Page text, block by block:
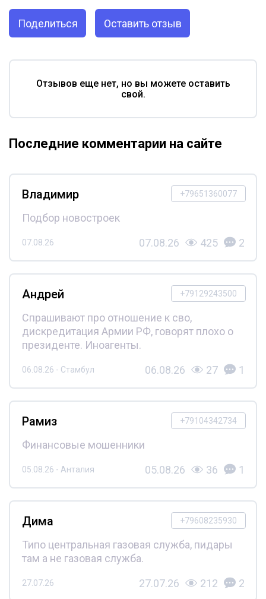
Поделиться Оставить отзыв
Отзывов еще нет, но вы можете оставить
свой.
Последние комментарии на сайте
+79651360077
Владимир
Подбор новостроек
07.08.26 07.08.26 425 2
+79129243500
Андрей
Спрашивают про отношение к сво,
дискредитация Армии РФ, говорят плохо о
президенте. Иноагенты.
06.08.26 - Стамбул 06.08.26 27 1
+79104342734
Рамиз
Финансовые мошенники
05.08.26 - Анталия 05.08.26 36 1
+79608235930
Дима
Типо центральная газовая служба, пидары
там а не газовая служба.
27.07.26 27.07.26 212 2